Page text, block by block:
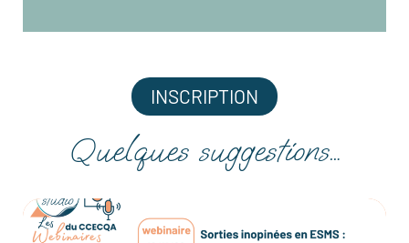
INSCRIPTION
Quelques suggestions…